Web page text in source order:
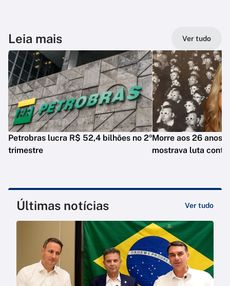
Leia mais Ver tudo
Petrobras lucra R$ 52,4 bilhões no 2º
trimestre
Morre aos 26 anos
mostrava luta
Últimas notícias Ver tudo